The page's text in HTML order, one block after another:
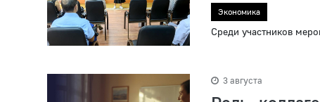
Экономика
Среди участников
3 августа